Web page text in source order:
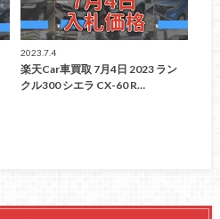
2023.7.4
楽天Car車買取 7月4日 2023 ラン
クル300 シエラ CX-60 R…